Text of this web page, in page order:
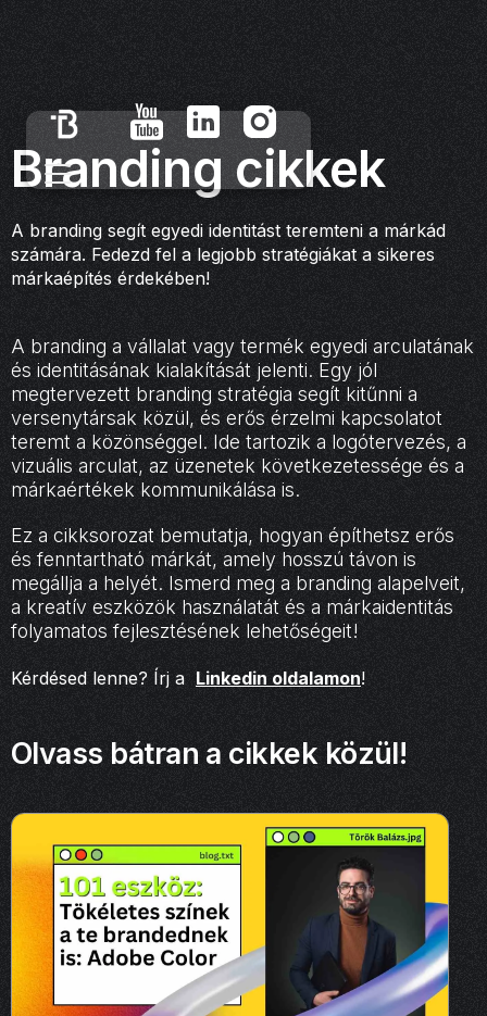
Branding cikkek
A branding segít egyedi identitást teremteni a márkád
számára. Fedezd fel a legjobb stratégiákat a sikeres
márkaépítés érdekében!
A branding a vállalat vagy termék egyedi arculatának
és identitásának kialakítását jelenti. Egy jól
megtervezett branding stratégia segít kitűnni a
versenytársak közül, és erős érzelmi kapcsolatot
teremt a közönséggel. Ide tartozik a logótervezés, a
vizuális arculat, az üzenetek következetessége és a
márkaértékek kommunikálása is.
Ez a cikksorozat bemutatja, hogyan építhetsz erős
és fenntartható márkát, amely hosszú távon is
megállja a helyét. Ismerd meg a branding alapelveit,
a kreatív eszközök használatát és a márkaidentitás
folyamatos fejlesztésének lehetőségeit!
Kérdésed lenne? Írj a Linkedin oldalamon!
Olvass bátran a cikkek közül!